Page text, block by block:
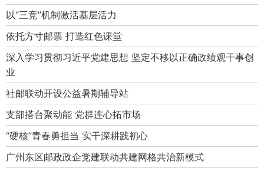
以“三竞”机制激活基层活力
依托方寸邮票 打造红色课堂
深入学习贯彻习近平党建思想 坚定不移以正确政绩观干事创
业
社邮联动开设公益暑期辅导站
支部搭台聚动能 党群连心拓市场
“硬核”青春勇担当 实干深耕践初心
广州东区邮政政企党建联动共建网格共治新模式